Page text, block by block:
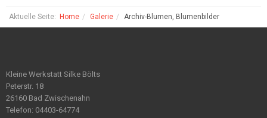
Aktuelle Seite: Home Galerie Archiv-Blumen, Blumenbilder
Kleine Werkstatt Silke Bölts
Peterstr. 18
26160 Bad Zwischenahn
Telefon: 04403-64774